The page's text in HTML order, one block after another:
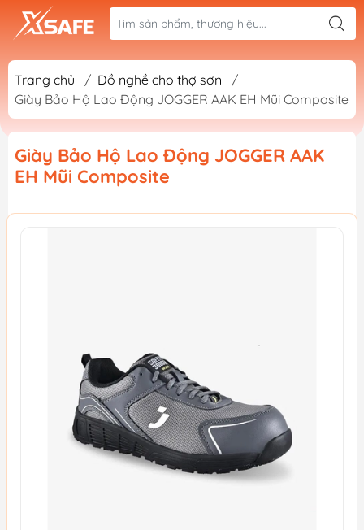
Trang chủ / Đồ nghề cho thợ sơn
/
Giày Bảo Hộ Lao Động JOGGER AAK EH Mũi Composite
Giày Bảo Hộ Lao Động JOGGER AAK
EH Mũi Composite